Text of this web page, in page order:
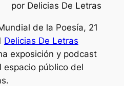
por Delicias De Letras
de la Poesía, 21
Delicias De Letras
exposición y podcast
espacio público del